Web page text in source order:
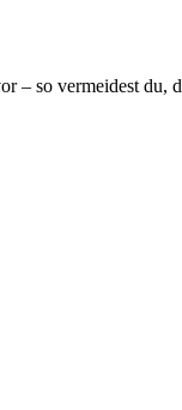
– so vermeidest du,